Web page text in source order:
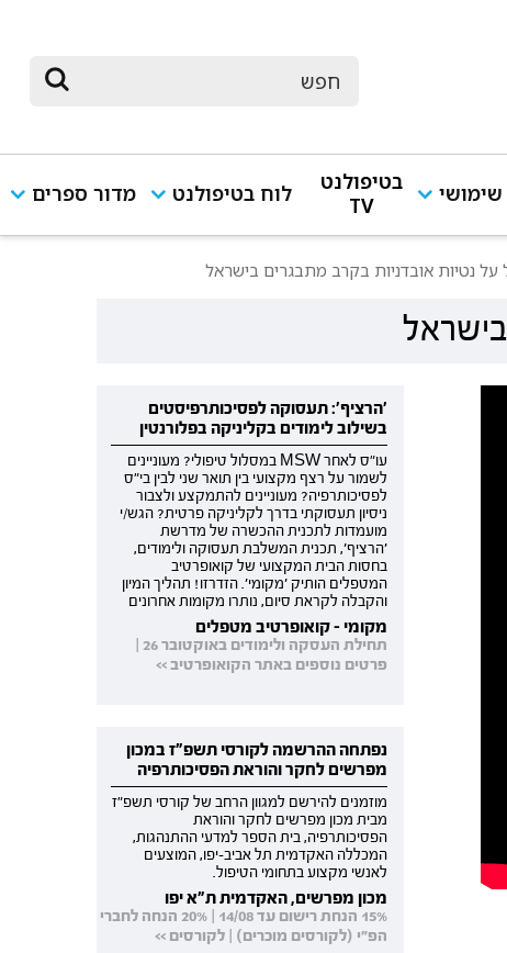
שימושי
בטיפולנט
TV
לוח בטיפולנט מדור ספרים
נטיות אובדניות בקרב מתבגרים בישראל
'הרציף': תעסוקה לפסיכותרפיסטים
בשילוב לימודים בקליניקה בפלורנטין
עו"ס לאחר MSW במסלול טיפולי? מעוניינים
לשמור על רצף מקצועי בין תואר שני לבין בי"ס
לפסיכותרפיה? מעוניינים להתמקצע ולצבור
ניסיון תעסוקתי בדרך לקליניקה פרטית? הגש/י
מועמדות לתכנית ההכשרה של מדרשת
'הרציף', תכנית המשלבת תעסוקה ולימודים,
בחסות הבית המקצועי של קואופרטיב
המטפלים הותיק 'מקומי'. הזדרזו! תהליך המיון
והקבלה לקראת סיום, נותרו מקומות אחרונים
מקומי - קואופרטיב מטפלים
תחילת העסקה ולימודים באוקטובר 26 |
פרטים נוספים באתר הקואופרטיב >>
נפתחה ההרשמה לקורסי תשפ"ז במכון
מפרשים לחקר והוראת הפסיכותרפיה
מוזמנים להירשם למגוון הרחב של קורסי תשפ"ז
מבית מכון מפרשים לחקר והוראת
הפסיכותרפיה, בית הספר למדעי ההתנהגות,
המכללה האקדמית תל אביב-יפו, המוצעים
לאנשי מקצוע בתחומי הטיפול.
מכון מפרשים, האקדמית ת"א יפו
15% הנחת רישום עד 14/08 | 20% הנחה לחברי
הפ"י (לקורסים מוכרים) | לקורסים >>